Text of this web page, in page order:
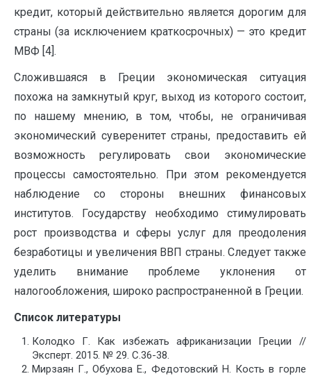
кредит, который действительно является дорогим для
страны (за исключением краткосрочных) — это кредит
МВФ [4].
Сложившаяся в Греции экономическая ситуация
похожа на замкнутый круг, выход из которого состоит,
по нашему мнению, в том, чтобы, не ограничивая
экономический суверенитет страны, предоставить ей
возможность регулировать свои экономические
процессы самостоятельно. При этом рекомендуется
наблюдение со стороны внешних финансовых
институтов. Государству необходимо стимулировать
рост производства и сферы услуг для преодоления
безработицы и увеличения ВВП страны. Следует также
уделить внимание проблеме уклонения от
налогообложения, широко распространенной в Греции.
Список литературы
Колодко Г. Как избежать африканизации Греции //
Эксперт. 2015. № 29. С.36-38.
Мирзаян Г., Обухова Е., Федотовский Н. Кость в горле